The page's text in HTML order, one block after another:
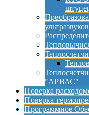
"АРВАС"
Поверка
Поверка
Программное